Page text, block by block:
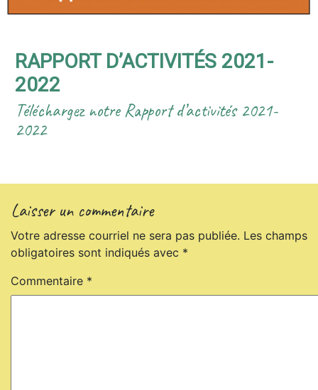
RAPPORT D’ACTIVITÉS 2021-
2022
Téléchargez notre Rapport d’activités 2021-
2022
Laisser un commentaire
Votre adresse courriel ne sera pas publiée. Les champs
obligatoires sont indiqués avec *
Commentaire *